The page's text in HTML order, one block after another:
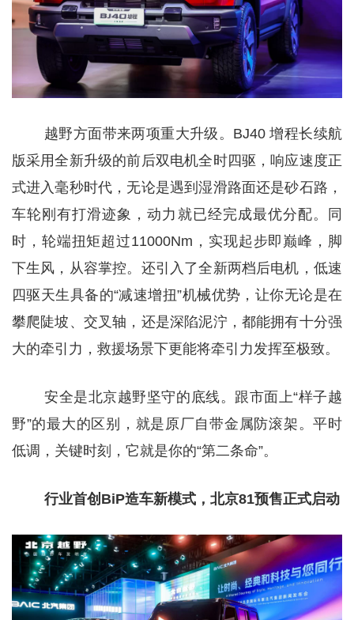
越野方面带来两项重大升级。BJ40 增程长续航
版采用全新升级的前后双电机全时四驱，响应速度正
式进入毫秒时代，无论是遇到湿滑路面还是砂石路，
车轮刚有打滑迹象，动力就已经完成最优分配。同
时，轮端扭矩超过11000Nm，实现起步即巅峰，脚
下生风，从容掌控。还引入了全新两档后电机，低速
四驱天生具备的“减速增扭”机械优势，让你无论是在
攀爬陡坡、交叉轴，还是深陷泥泞，都能拥有十分强
大的牵引力，救援场景下更能将牵引力发挥至极致。
安全是北京越野坚守的底线。跟市面上“样子越
野”的最大的区别，就是原厂自带金属防滚架。平时
低调，关键时刻，它就是你的“第二条命”。
行业首创BiP造车新模式，北京81预售正式启动